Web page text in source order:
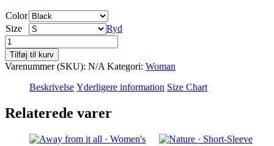
Color
Size
Ryd
VB
·
Classic
Women's
sleeve
t-
Tilføj til kurv
Varenummer (SKU): N/A Kategori: Woman
Beskrivelse Yderligere information Size Chart
Relaterede varer